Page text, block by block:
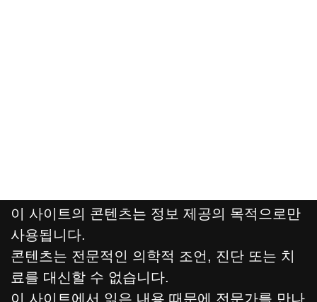
이 사이트의 콘텐츠는 정보 제공의 목적으로만
사용됩니다.
콘텐츠는 전문적인 의학적 조언, 진단 또는 치
료를 대신할 수 없습니다.
이 사이트에서 읽은 내용 때문에 전문가를 만나